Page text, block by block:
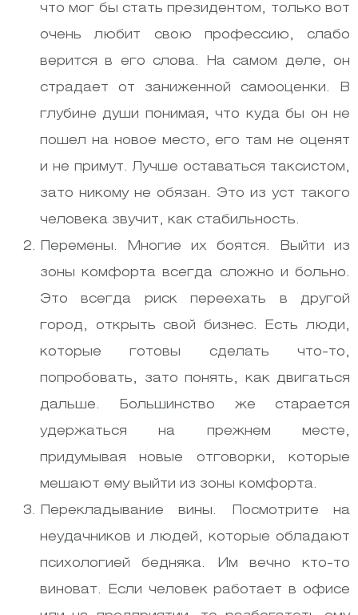
что мог бы стать президентом, только вот
очень любит свою профессию, слабо
верится в его слова. На самом деле, он
страдает от заниженной самооценки. В
глубине души понимая, что куда бы он не
пошел на новое место, его там не оценят
и не примут. Лучше оставаться таксистом,
зато никому не обязан. Это из уст такого
человека звучит, как стабильность.
Перемены. Многие их боятся. Выйти из
зоны комфорта всегда сложно и больно.
Это всегда риск переехать в другой
город, открыть свой бизнес. Есть люди,
которые готовы сделать что-то,
попробовать, зато понять, как двигаться
дальше. Большинство же старается
удержаться на прежнем месте,
придумывая новые отговорки, которые
мешают ему выйти из зоны комфорта.
Перекладывание вины. Посмотрите на
неудачников и людей, которые обладают
психологией бедняка. Им вечно кто-то
виноват. Если человек работает в офисе